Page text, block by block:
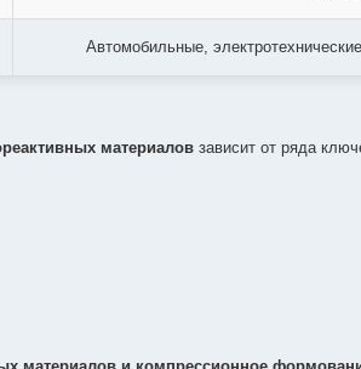
Автомобильные,
материалов зависит от ряда